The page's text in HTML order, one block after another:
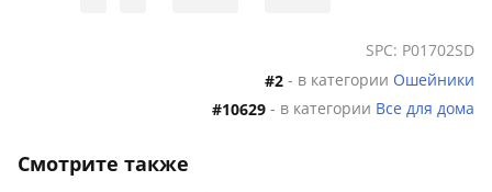
SPC: P01702SD
#2 - в категории Ошейники
#10629 - в категории Все для дома
Смотрите также